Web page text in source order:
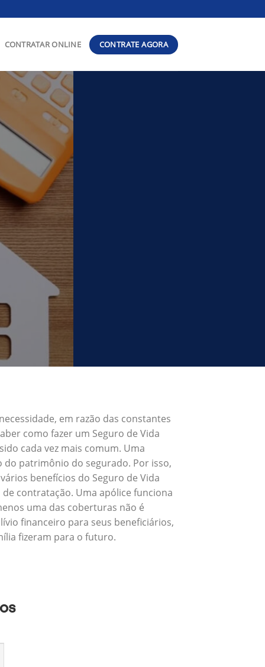
CONTRATAR ONLINE CONTRATE AGORA
em razão das constantes
como fazer um Seguro de Vida
cada vez mais comum. Uma
patrimônio do segurado. Por isso,
benefícios do Seguro de Vida
contratação. Uma apólice funciona
uma das coberturas não é
financeiro para seus beneficiários,
fizeram para o futuro.